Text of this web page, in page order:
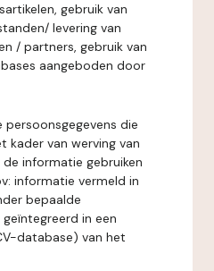
gebruik van
levering van
/ partners, gebruik van
aangeboden door
die
kader van werving van
informatie gebruiken
informatie vermeld in
bepaalde
in een
database) van het